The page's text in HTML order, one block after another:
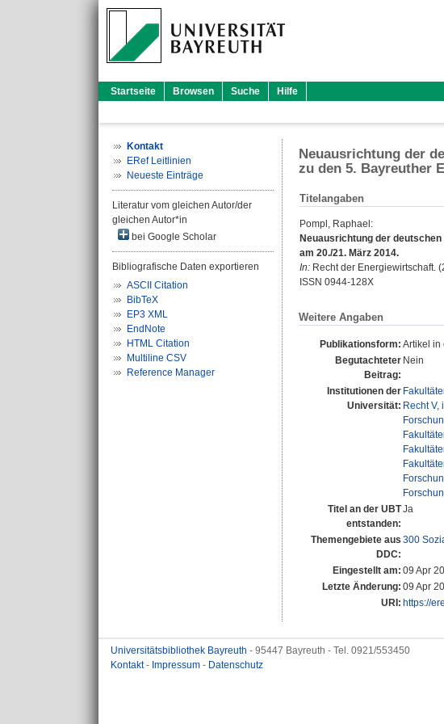
Startseite Browsen Suche Hilfe
Kontakt
ERef Leitlinien
Neueste Einträge
Literatur vom gleichen Autor/der
gleichen Autor*in
bei Google Scholar
Bibliografische Daten exportieren
ASCII Citation
BibTeX
EP3 XML
EndNote
HTML Citation
Multiline CSV
Reference Manager
Neuausrichtung der
zu den 5. Bayreuther
Titelangaben
Pompl, Raphael :
Neuausrichtung der
am 20./21. März 2014.
In: Recht der Energiewirtschaft.
ISSN 0944-128X
Weitere Angaben
Publikationsform: Artikel in
Begutachteter
Beitrag:
Nein
Institutionen der
Universität: Recht
Titel an der UBT
entstanden:
Ja
Themengebiete aus
DDC:
300
Eingestellt am: 09 Apr
Letzte Änderung: 09 Apr
URI: https://
Universitätsbibliothek Bayreuth - 95447 Bayreuth - Tel. 0921/553450
Kontakt- Impressum - Datenschutz